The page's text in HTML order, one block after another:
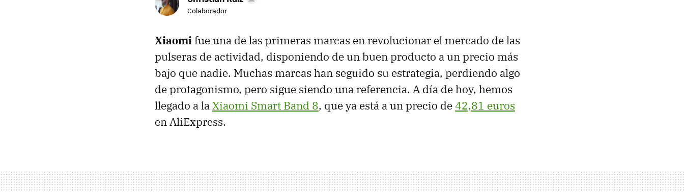
Colaborador
Xiaomi fue una de las primeras marcas en revolucionar el mercado de las
pulseras de actividad, disponiendo de un buen producto a un precio más
bajo que nadie. Muchas marcas han seguido su estrategia, perdiendo algo
de protagonismo, pero sigue siendo una referencia. A día de hoy, hemos
llegado a laXiaomi Smart Band 8, que ya está a un precio de42,81 euros
en AliExpress.